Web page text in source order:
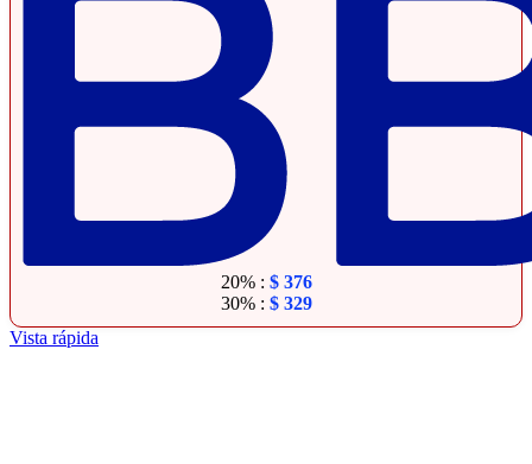
20% : $376
30% : $329
Vista rápida